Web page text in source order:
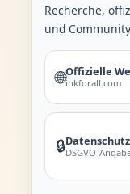
Recherche,
und
🌐Offizielle
inkforall.com
🔒DSGVO-